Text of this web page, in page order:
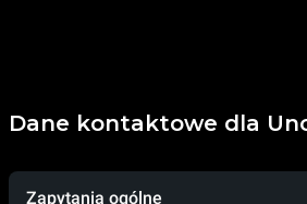
Dane kontaktowe dla
Zapytania ogólne